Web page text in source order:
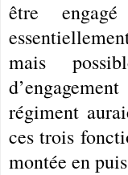
être
mais
régiment
ces trois
montée en